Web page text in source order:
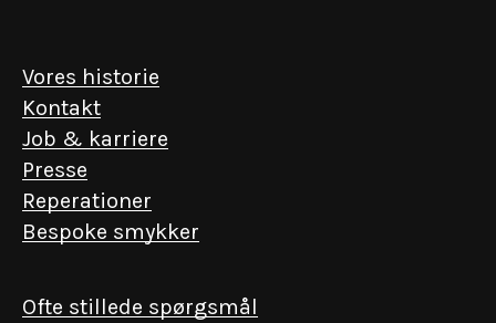
Vores historie
Kontakt
Job & karriere
Presse
Reperationer
Bespoke smykker
Ofte stillede spørgsmål